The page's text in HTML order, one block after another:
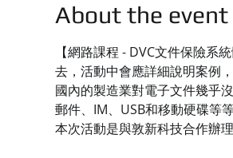
About the event
【網路課程 - DVC文件保險系
去，活動中會應詳細說明案例
國內的製造業對電子文件幾乎
郵件、IM、USB和移動硬碟等
本次活動是與敦新科技合作辦